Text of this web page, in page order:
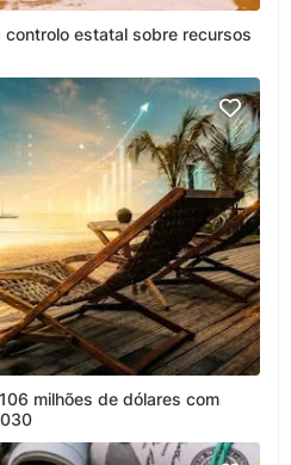
estatal sobre recursos
milhões de dólares com